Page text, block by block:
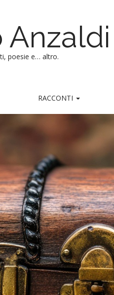
Anzaldi
poesie e… altro.
RACCONTI